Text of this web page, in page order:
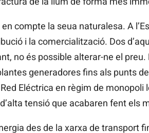
compte la seua naturalesa. A
i la comercialització. Dos
no és possible alterar-ne el preu.
generadores fins als punts
Eléctrica en règim de monopoli
tensió que acabaren fent els
des de la xarxa de transport